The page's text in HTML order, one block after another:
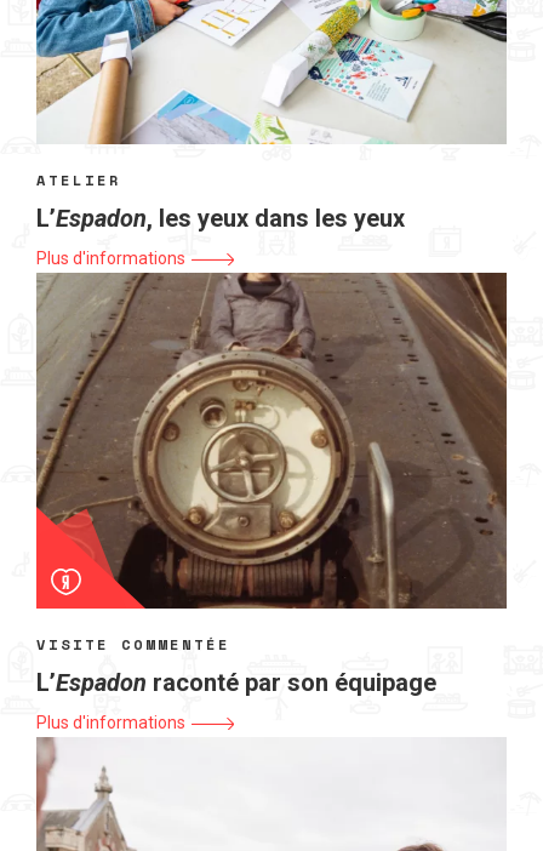
ATELIER
L’Espadon, les yeux dans les yeux
Plus d'informations
VISITE COMMENTÉE
L’Espadon raconté par son équipage
Plus d'informations